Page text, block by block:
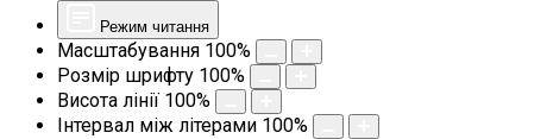
Режим читання
Масштабування 100%
Розмір шрифту 100%
Висота лінії 100%
Інтервал між літерами 100%